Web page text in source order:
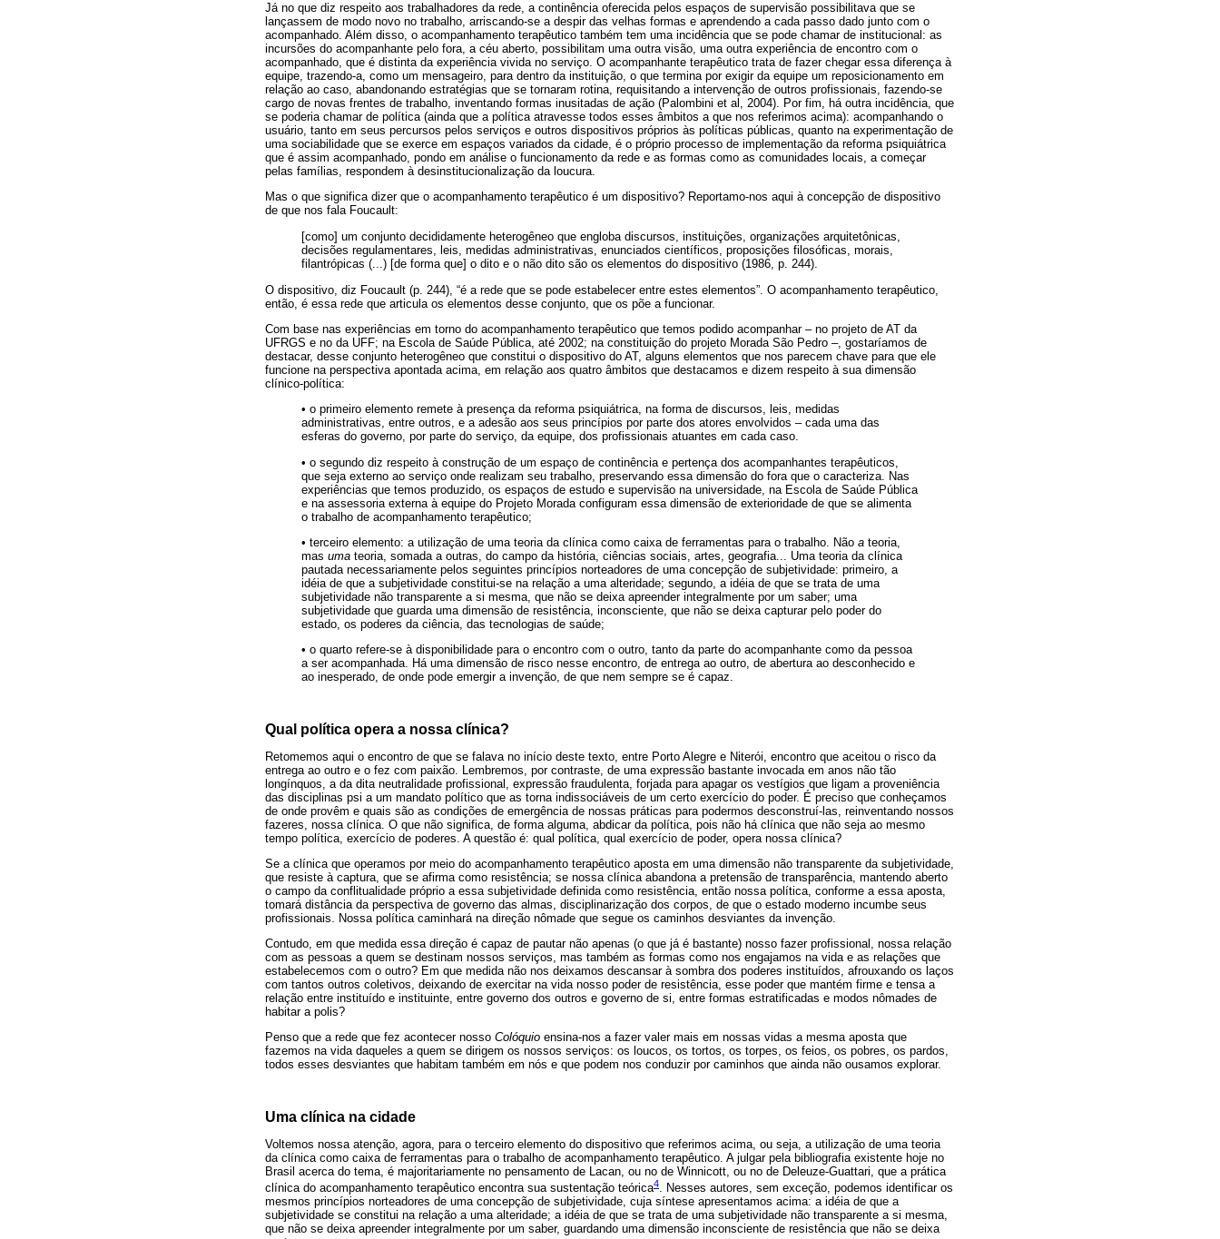
Já no que diz respeito aos trabalhadores da rede, a continência oferecida pelos espaços de supervisão possibilitava que se
lançassem de modo novo no trabalho, arriscando-se a despir das velhas formas e aprendendo a cada passo dado junto com o
acompanhado. Além disso, o acompanhamento terapêutico também tem uma incidência que se pode chamar de institucional: as
incursões do acompanhante pelo fora, a céu aberto, possibilitam uma outra visão, uma outra experiência de encontro com o
acompanhado, que é distinta da experiência vivida no serviço. O acompanhante terapêutico trata de fazer chegar essa diferença à
equipe, trazendo-a, como um mensageiro, para dentro da instituição, o que termina por exigir da equipe um reposicionamento em
relação ao caso, abandonando estratégias que se tornaram rotina, requisitando a intervenção de outros profissionais, fazendo-se
cargo de novas frentes de trabalho, inventando formas inusitadas de ação (Palombini et al, 2004). Por fim, há outra incidência, que
se poderia chamar de política (ainda que a política atravesse todos esses âmbitos a que nos referimos acima): acompanhando o
usuário, tanto em seus percursos pelos serviços e outros dispositivos próprios às políticas públicas, quanto na experimentação de
uma sociabilidade que se exerce em espaços variados da cidade, é o próprio processo de implementação da reforma psiquiátrica
que é assim acompanhado, pondo em análise o funcionamento da rede e as formas como as comunidades locais, a começar
pelas famílias, respondem à desinstitucionalização da loucura.
Mas o que significa dizer que o acompanhamento terapêutico é um dispositivo? Reportamo-nos aqui à concepção de dispositivo
de que nos fala Foucault:
[como] um conjunto decididamente heterogêneo que engloba discursos, instituições, organizações arquitetônicas,
decisões regulamentares, leis, medidas administrativas, enunciados científicos, proposições filosóficas, morais,
filantrópicas (...) [de forma que] o dito e o não dito são os elementos do dispositivo (1986, p. 244).
O dispositivo, diz Foucault (p. 244), “é a rede que se pode estabelecer entre estes elementos”. O acompanhamento terapêutico,
então, é essa rede que articula os elementos desse conjunto, que os põe a funcionar.
Com base nas experiências em torno do acompanhamento terapêutico que temos podido acompanhar – no projeto de AT da
UFRGS e no da UFF; na Escola de Saúde Pública, até 2002; na constituição do projeto Morada São Pedro –, gostaríamos de
destacar, desse conjunto heterogêneo que constitui o dispositivo do AT, alguns elementos que nos parecem chave para que ele
funcione na perspectiva apontada acima, em relação aos quatro âmbitos que destacamos e dizem respeito à sua dimensão
clínico-política:
• o primeiro elemento remete à presença da reforma psiquiátrica, na forma de discursos, leis, medidas
administrativas, entre outros, e a adesão aos seus princípios por parte dos atores envolvidos – cada uma das
esferas do governo, por parte do serviço, da equipe, dos profissionais atuantes em cada caso.
• o segundo diz respeito à construção de um espaço de continência e pertença dos acompanhantes terapêuticos,
que seja externo ao serviço onde realizam seu trabalho, preservando essa dimensão do fora que o caracteriza. Nas
experiências que temos produzido, os espaços de estudo e supervisão na universidade, na Escola de Saúde Pública
e na assessoria externa à equipe do Projeto Morada configuram essa dimensão de exterioridade de que se alimenta
o trabalho de acompanhamento terapêutico;
• terceiro elemento: a utilização de uma teoria da clínica como caixa de ferramentas para o trabalho. Não a teoria,
mas uma teoria, somada a outras, do campo da história, ciências sociais, artes, geografia... Uma teoria da clínica
pautada necessariamente pelos seguintes princípios norteadores de uma concepção de subjetividade: primeiro, a
idéia de que a subjetividade constitui-se na relação a uma alteridade; segundo, a idéia de que se trata de uma
subjetividade não transparente a si mesma, que não se deixa apreender integralmente por um saber; uma
subjetividade que guarda uma dimensão de resistência, inconsciente, que não se deixa capturar pelo poder do
estado, os poderes da ciência, das tecnologias de saúde;
• o quarto refere-se à disponibilidade para o encontro com o outro, tanto da parte do acompanhante como da pessoa
a ser acompanhada. Há uma dimensão de risco nesse encontro, de entrega ao outro, de abertura ao desconhecido e
ao inesperado, de onde pode emergir a invenção, de que nem sempre se é capaz.
Qual política opera a nossa clínica?
Retomemos aqui o encontro de que se falava no início deste texto, entre Porto Alegre e Niterói, encontro que aceitou o risco da
entrega ao outro e o fez com paixão. Lembremos, por contraste, de uma expressão bastante invocada em anos não tão
longínquos, a da dita neutralidade profissional, expressão fraudulenta, forjada para apagar os vestígios que ligam a proveniência
das disciplinas psi a um mandato político que as torna indissociáveis de um certo exercício do poder. É preciso que conheçamos
de onde provêm e quais são as condições de emergência de nossas práticas para podermos desconstruí-las, reinventando nossos
fazeres, nossa clínica. O que não significa, de forma alguma, abdicar da política, pois não há clínica que não seja ao mesmo
tempo política, exercício de poderes. A questão é: qual política, qual exercício de poder, opera nossa clínica?
Se a clínica que operamos por meio do acompanhamento terapêutico aposta em uma dimensão não transparente da subjetividade,
que resiste à captura, que se afirma como resistência; se nossa clínica abandona a pretensão de transparência, mantendo aberto
o campo da conflitualidade próprio a essa subjetividade definida como resistência, então nossa política, conforme a essa aposta,
tomará distância da perspectiva de governo das almas, disciplinarização dos corpos, de que o estado moderno incumbe seus
profissionais. Nossa política caminhará na direção nômade que segue os caminhos desviantes da invenção.
Contudo, em que medida essa direção é capaz de pautar não apenas (o que já é bastante) nosso fazer profissional, nossa relação
com as pessoas a quem se destinam nossos serviços, mas também as formas como nos engajamos na vida e as relações que
estabelecemos com o outro? Em que medida não nos deixamos descansar à sombra dos poderes instituídos, afrouxando os laços
com tantos outros coletivos, deixando de exercitar na vida nosso poder de resistência, esse poder que mantém firme e tensa a
relação entre instituído e instituinte, entre governo dos outros e governo de si, entre formas estratificadas e modos nômades de
habitar a polis?
Penso que a rede que fez acontecer nosso Colóquio ensina-nos a fazer valer mais em nossas vidas a mesma aposta que
fazemos na vida daqueles a quem se dirigem os nossos serviços: os loucos, os tortos, os torpes, os feios, os pobres, os pardos,
todos esses desviantes que habitam também em nós e que podem nos conduzir por caminhos que ainda não ousamos explorar.
Uma clínica na cidade
Voltemos nossa atenção, agora, para o terceiro elemento do dispositivo que referimos acima, ou seja, a utilização de uma teoria
da clínica como caixa de ferramentas para o trabalho de acompanhamento terapêutico. A julgar pela bibliografia existente hoje no
Brasil acerca do tema, é majoritariamente no pensamento de Lacan, ou no de Winnicott, ou no de Deleuze-Guattari, que a prática
clínica do acompanhamento terapêutico encontra sua sustentação teórica4. Nesses autores, sem exceção, podemos identificar os
mesmos princípios norteadores de uma concepção de subjetividade, cuja síntese apresentamos acima: a idéia de que a
subjetividade se constitui na relação a uma alteridade; a idéia de que se trata de uma subjetividade não transparente a si mesma,
que não se deixa apreender integralmente por um saber, guardando uma dimensão inconsciente de resistência que não se deixa